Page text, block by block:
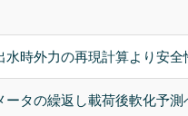
時外力の再現計算より安
タの繰返し載荷後軟化予測